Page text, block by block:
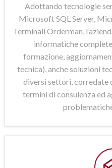
Adottando tecnologie
Microsoft SQL Server,
Terminali Orderman,
informatiche
formazione,
tecnica), anche soluzioni
diversi settori, corredate
termini di consulenza ed